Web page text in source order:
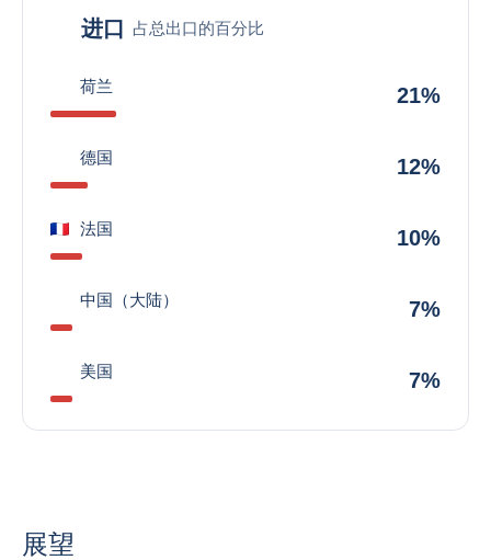
进口 占总出口的百分比
荷兰 21%
德国 12%
法国 10%
中国（大陆） 7%
美国 7%
展望